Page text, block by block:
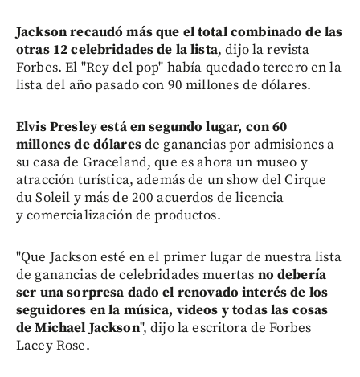
Jackson recaudó más que el total combinado de las
otras 12 celebridades de la lista, dijo la revista
Forbes. El "Rey del pop" había quedado tercero en la
lista del año pasado con 90 millones de dólares.
Elvis Presley está en segundo lugar, con 60
millones de dólaresde ganancias por admisiones a
su casa de Graceland, que es ahora un museo y
atracción turística, además de un show del Cirque
du Soleil y más de 200 acuerdos de licencia
y comercialización de productos.
"Que Jackson esté en el primer lugar de nuestra lista
de ganancias de celebridades muertas no debería
ser una sorpresa dado el renovado interés de los
seguidores en la música, videos y todas las cosas
de Michael Jackson", dijo la escritora de Forbes
Lacey Rose.